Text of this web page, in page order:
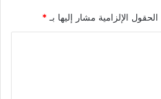
الحقول الإلزامية مشار إليها بـ*